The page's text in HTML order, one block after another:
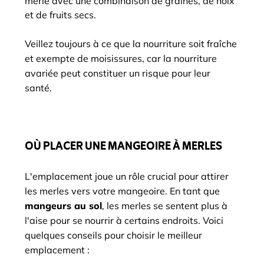
et de fruits secs.
Veillez toujours à ce que la nourriture soit fraîche
et exempte de moisissures, car la nourriture
avariée peut constituer un risque pour leur
santé.
OÙ PLACER UNE MANGEOIRE À MERLES
L'emplacement joue un rôle crucial pour attirer
les merles vers votre mangeoire. En tant que
mangeurs au sol, les merles se sentent plus à
l'aise pour se nourrir à certains endroits. Voici
quelques conseils pour choisir le meilleur
emplacement :